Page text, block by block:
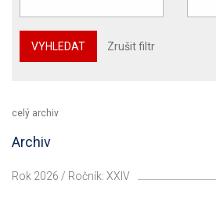
VYHLEDAT Zrušit filtr
celý archiv
Archiv
Rok 2026 / Ročník: XXIV